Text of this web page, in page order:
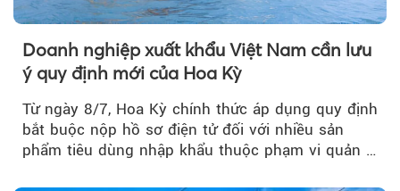
Doanh nghiệp xuất khẩu Việt Nam cần lưu
ý quy định mới của Hoa Kỳ
Từ ngày 8/7, Hoa Kỳ chính thức áp dụng quy định
bắt buộc nộp hồ sơ điện tử đối với nhiều sản
phẩm tiêu dùng nhập khẩu thuộc phạm vi quản lý